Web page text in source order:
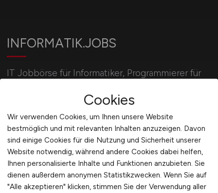
INFORMATIK.JOBS
IT Jobbörse für Informatiker, Programmierer für
Wirtschaftsinformatiker.
Für Arbeitgeber
Stellenanzeigen schalten
Mediadaten & Konditionen
Cookies
Wir verwenden Cookies, um Ihnen unsere Website
bestmöglich und mit relevanten Inhalten anzuzeigen. Davon
sind einige Cookies für die Nutzung und Sicherheit unserer
Website notwendig, während andere Cookies dabei helfen,
Ihnen personalisierte Inhalte und Funktionen anzubieten. Sie
dienen außerdem anonymen Statistikzwecken. Wenn Sie auf
"Alle akzeptieren" klicken, stimmen Sie der Verwendung aller